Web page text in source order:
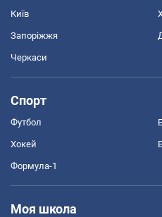
Київ
Запоріжжя
Черкаси
Спорт
Футбол
Хокей
Формула-1
Моя школа